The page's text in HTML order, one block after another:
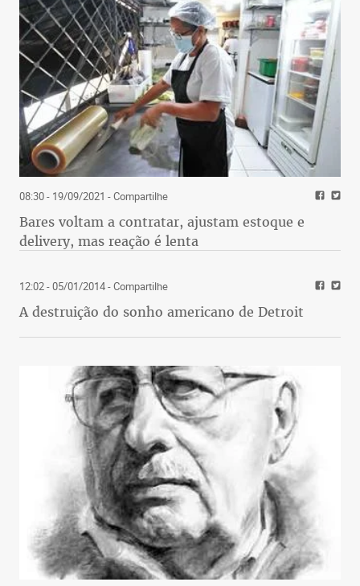
08:30 - 19/09/2021 - Compartilhe
Bares voltam a contratar, ajustam estoque e
delivery, mas reação é lenta
12:02 - 05/01/2014- Compartilhe
A destruição do sonho americano de Detroit